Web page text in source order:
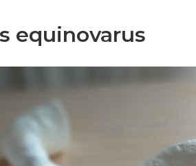
equinovarus